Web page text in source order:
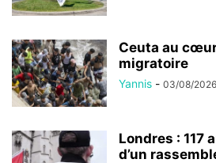
Ceuta au
migratoire
Yannis - 03/08/2026
Londres : 117
d’un